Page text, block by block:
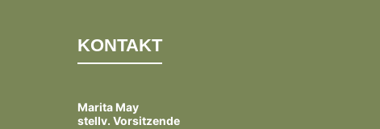
KONTAKT
Marita May
stellv. Vorsitzende